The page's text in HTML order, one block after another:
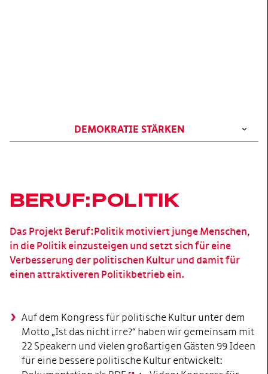
DEMOKRATIE STÄRKEN
BERUF:POLITIK
Das Projekt Beruf:Politik motiviert junge Menschen,
in die Politik einzusteigen und setzt sich für eine
Verbesserung der politischen Kultur und damit für
einen attraktiveren Politikbetrieb ein.
Auf dem Kongress für politische Kultur unter dem
Motto „Ist das nicht irre?“ haben wir gemeinsam mit
22 Speakern und vielen großartigen Gästen 99 Ideen
für eine bessere politische Kultur entwickelt: